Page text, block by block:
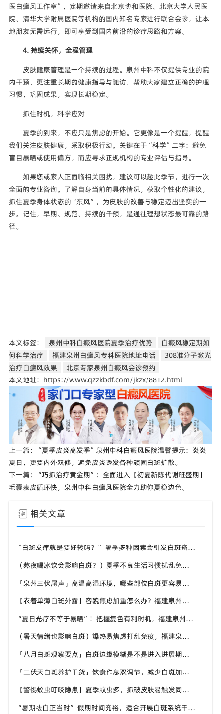
医白癜风工作室”，定期邀请来自北京协和医院、北京大学人民医
院、清华大学附属医院等机构的国内知名专家进行联合会诊，让本
地朋友无需远行，即可享受到国内前沿的诊疗思路和方案。
4. 持续关怀，全程管理
皮肤健康管理是一个持续的过程。泉州中科不仅提供专业的院
内干预，更注重长期的健康指导与随访，帮助大家建立正确的护理
习惯，巩固成果，实现长期稳定。
抓住时机，科学应对
夏季的到来，不应只是焦虑的开始。它更像是一个提醒，提醒
我们关注皮肤健康，采取积极行动。关键在于“科学”二字：避免
盲目暴晒或使用偏方，而应寻求正规机构的专业评估与指导。
如果您或家人正面临相关困扰，建议可以趁此季节，进行一次
全面的专业咨询。了解自身当前的具体情况，获取个性化的建议，
抓住夏季身体状态的“东风”，为皮肤的改善与稳定迈出坚实的一
步。记住，早期、规范、持续的干预，是通往理想状态最可靠的路
径。
本文标签： 泉州中科白癜风医院夏季治疗优势
白癜风稳定期如
何科学治疗
福建泉州白癜风专科医院地址电话
308准分子激光
治疗白癜风效果
北京专家泉州白癜风会诊预约
本文地址：https://www.qzzkbdf.com/jkzx/8812.html
上一篇：
“夏季皮炎高发季”泉州中科白癜风医院温馨提示：炎炎
夏日，更要内外双修，避免皮炎诱发各种顽固白斑扩散。
下一篇：
“巧抓治疗黄金期”：全面进入【初夏新陈代谢旺盛期】
毛囊表皮循环快，泉州中科白癜风医院全力助你夏稳边色。
相关文章
“白斑发痒就是要好转吗？” 暑季多种因素会引发白斑瘙痒，福建泉州中科白癜风医院教你分清白斑瘙痒诱因
（熬夜喝冰饮会影响白斑？）夏季不良生活习惯扰乱免疫，福建泉州中科白癜风医院提醒白斑患者做好日常养护
「泉州三伏尾声」高温高湿环境，哪些部位白斑更容易扩散？福建泉州中科白癜风医院盘点夏季白斑高发位置
【衣着单薄白斑外露】容貌焦虑加重怎么办？福建泉州中科白癜风医院助力本地白癜风患者科学应对夏季白斑困扰
“夏日光疗不等于暴晒”！把握复色有利时机，福建泉州中科白癜风医院讲讲白癜风夏季诊疗的注意事项
（暑天情绪也影响白斑）燥热易焦虑打乱免疫，福建泉州中科白癜风医院分享白癜风患者夏季情绪调节小技巧
「八月白斑观察要点」白斑边缘模糊是不是进入进展期？福建泉州中科白癜风医院教你辨别白斑病情变化信号
「三伏天白斑养护干货」饮食作息双调节，减少白斑加重诱因，福建泉州中科白癜风医院为福建白斑群体科普实用知识
【警惕蚊虫叮咬隐患】夏季蚊虫多，抓破皮肤易触发同形反应，福建泉州中科白癜风医院提醒白癜风患者做好防蚊护理
“暑期祛白正当时” 假期时间充裕，适合开展白斑系统干预，福建泉州中科白癜风医院分型分期定制白斑康复方案